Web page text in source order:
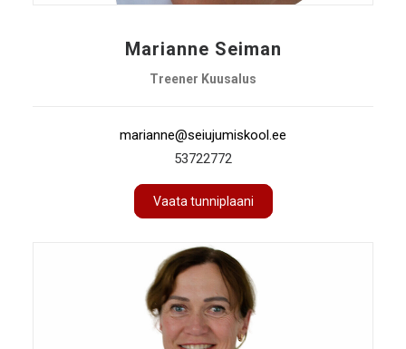
Marianne Seiman
Treener Kuusalus
marianne@seiujumiskool.ee
53722772
Vaata tunniplaani